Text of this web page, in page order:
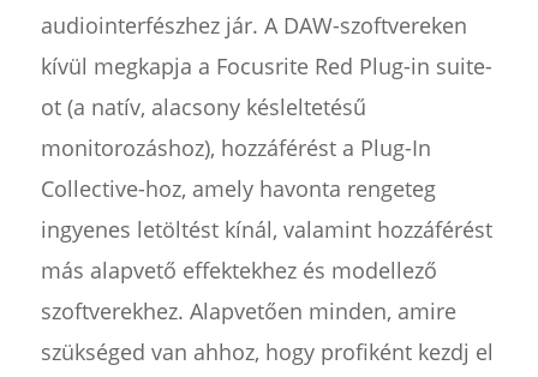
audiointerfészhez jár. A DAW-szoftvereken
kívül megkapja a Focusrite Red Plug-in suite-
ot (a natív, alacsony késleltetésű
monitorozáshoz), hozzáférést a Plug-In
Collective-hoz, amely havonta rengeteg
ingyenes letöltést kínál, valamint hozzáférést
más alapvető effektekhez és modellező
szoftverekhez. Alapvetően minden, amire
szükséged van ahhoz, hogy profiként kezdj el